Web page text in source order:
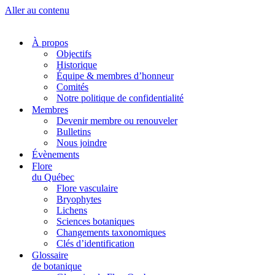
Aller au contenu
À propos
Objectifs
Historique
Équipe & membres d’honneur
Comités
Notre politique de confidentialité
Membres
Devenir membre ou renouveler
Bulletins
Nous joindre
Évènements
Flore
du Québec
Flore vasculaire
Bryophytes
Lichens
Sciences botaniques
Changements taxonomiques
Clés d’identification
Glossaire
de botanique